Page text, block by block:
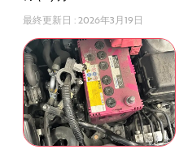
最終更新日 :2026年3月19日